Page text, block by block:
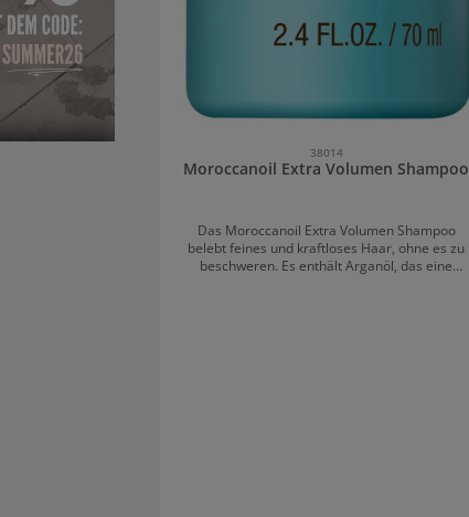
38014
Moroccanoil Extra Volumen Shampoo
Das Moroccanoil Extra Volumen Shampoo
belebt feines und kraftloses Haar, ohne es zu
beschweren. Es enthält Arganöl, das eine